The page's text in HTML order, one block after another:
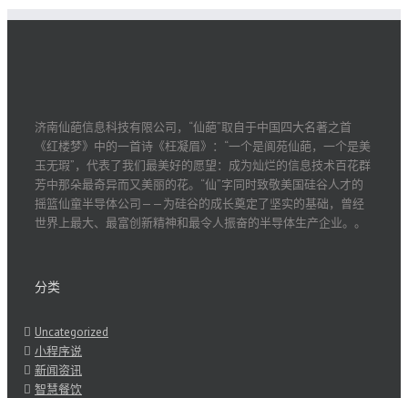
济南仙葩信息科技有限公司，“仙葩”取自于中国四大名著之首
《红楼梦》中的一首诗《枉凝眉》：“一个是阆苑仙葩，一个是美
玉无瑕”，代表了我们最美好的愿望：成为灿烂的信息技术百花群
芳中那朵最奇异而又美丽的花。“仙”字同时致敬美国硅谷人才的
摇篮仙童半导体公司——为硅谷的成长奠定了坚实的基础，曾经
世界上最大、最富创新精神和最令人振奋的半导体生产企业。。
分类
Uncategorized
小程序说
新闻资讯
智慧餐饮